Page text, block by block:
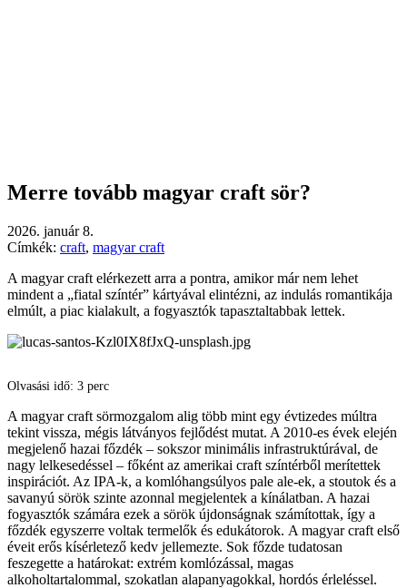
Merre tovább magyar craft sör?
2026. január 8.
Címkék: craft, magyar craft
A magyar craft elérkezett arra a pontra, amikor már nem lehet
mindent a „fiatal színtér” kártyával elintézni, az indulás romantikája
elmúlt, a piac kialakult, a fogyasztók tapasztaltabbak lettek.
Olvasási idő: 3 perc
A magyar craft sörmozgalom alig több mint egy évtizedes múltra
tekint vissza, mégis látványos fejlődést mutat. A 2010-es évek elején
megjelenő hazai főzdék – sokszor minimális infrastruktúrával, de
nagy lelkesedéssel – főként az amerikai craft színtérből merítettek
inspirációt. Az IPA-k, a komlóhangsúlyos pale ale-ek, a stoutok és a
savanyú sörök szinte azonnal megjelentek a kínálatban. A hazai
fogyasztók számára ezek a sörök újdonságnak számítottak, így a
főzdék egyszerre voltak termelők és edukátorok. A magyar craft első
éveit erős kísérletező kedv jellemezte. Sok főzde tudatosan
feszegette a határokat: extrém komlózással, magas
alkoholtartalommal, szokatlan alapanyagokkal, hordós érleléssel.